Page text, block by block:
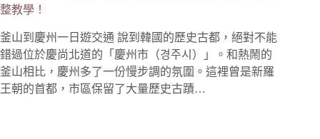
整教學！
釜山到慶州一日遊交通 說到韓國的歷史古都，絕對不能
錯過位於慶尚北道的「慶州市（경주시）」。和熱鬧的
釜山相比，慶州多了一份慢步調的氛圍。這裡曾是新羅
王朝的首都，市區保留了大量歷史古蹟…